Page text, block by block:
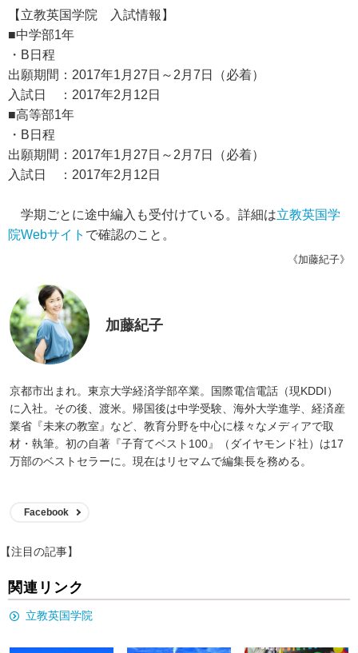
【立教英国学院 入試情報】
■中学部1年
・B日程
出願期間：2017年1月27日～2月7日（必着）
入試日 ：2017年2月12日
■高等部1年
・B日程
出願期間：2017年1月27日～2月7日（必着）
入試日 ：2017年2月12日
学期ごとに途中編入も受付けている。詳細は立教英国学
院Webサイト で確認のこと。
《加藤紀子》
加藤紀子
京都市出まれ。東京大学経済学部卒業。国際電信電話（現KDDI）
に入社。その後、渡米。帰国後は中学受験、海外大学進学、経済産
業省『未来の教室』など、教育分野を中心に様々なメディアで取
材・執筆。初の自著『子育てベスト100』（ダイヤモンド社）は17
万部のベストセラーに。現在はリセマムで編集長を務める。
Facebook
【注目の記事】
関連リンク
立教英国学院